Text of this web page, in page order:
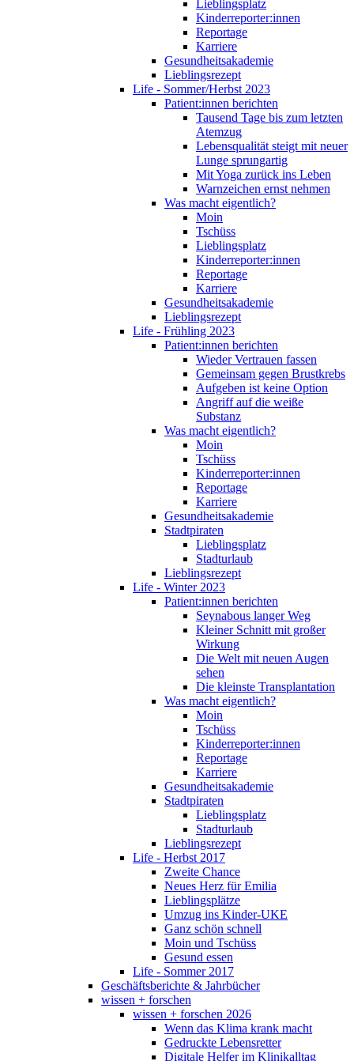
Lieblingsplatz
Kinderreporter:innen
Reportage
Karriere
Gesundheitsakademie
Lieblingsrezept
Life - Sommer/Herbst 2023
Patient:innen berichten
Tausend Tage bis zum letzten
Atemzug
Lebensqualität steigt mit neuer
Lunge sprungartig
Mit Yoga zurück ins Leben
Warnzeichen ernst nehmen
Was macht eigentlich?
Moin
Tschüss
Lieblingsplatz
Kinderreporter:innen
Reportage
Karriere
Gesundheitsakademie
Lieblingsrezept
Life - Frühling 2023
Patient:innen berichten
Wieder Vertrauen fassen
Gemeinsam gegen Brustkrebs
Aufgeben ist keine Option
Angriff auf die weiße
Substanz
Was macht eigentlich?
Moin
Tschüss
Kinderreporter:innen
Reportage
Karriere
Gesundheitsakademie
Stadtpiraten
Lieblingsplatz
Stadturlaub
Lieblingsrezept
Life - Winter 2023
Patient:innen berichten
Seynabous langer Weg
Kleiner Schnitt mit großer
Wirkung
Die Welt mit neuen Augen
sehen
Die kleinste Transplantation
Was macht eigentlich?
Moin
Tschüss
Kinderreporter:innen
Reportage
Karriere
Gesundheitsakademie
Stadtpiraten
Lieblingsplatz
Stadturlaub
Lieblingsrezept
Life - Herbst 2017
Zweite Chance
Neues Herz für Emilia
Lieblingsplätze
Umzug ins Kinder-UKE
Ganz schön schnell
Moin und Tschüss
Gesund essen
Life - Sommer 2017
Geschäftsberichte & Jahrbücher
wissen + forschen
wissen + forschen 2026
Wenn das Klima krank macht
Gedruckte Lebensretter
Digitale Helfer im Klinikalltag